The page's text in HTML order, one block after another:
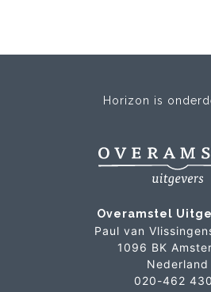
Horizon is
Overamstel
Paul van
1096 BK
Nederland
020-462